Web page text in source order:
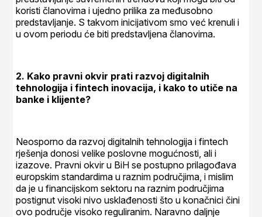
koristi članovima i ujedno prilika za međusobno
predstavljanje. S takvom inicijativom smo već krenuli i
u ovom periodu će biti predstavljena članovima.
2. Kako pravni okvir prati razvoj digitalnih
tehnologija i fintech inovacija, i kako to utiče na
banke i klijente?
Neosporno da razvoj digitalnih tehnologija i fintech
rješenja donosi velike poslovne mogućnosti, ali i
izazove. Pravni okvir u BiH se postupno prilagođava
europskim standardima u raznim područjima, i mislim
da je u financijskom sektoru na raznim područjima
postignut visoki nivo usklađenosti što u konačnici čini
ovo područje visoko reguliranim. Naravno daljnje